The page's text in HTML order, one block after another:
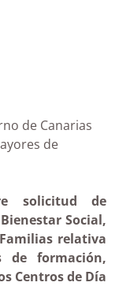
de Canarias
de
solicitud de
Social,
relativa
de formación,
Centros de Día